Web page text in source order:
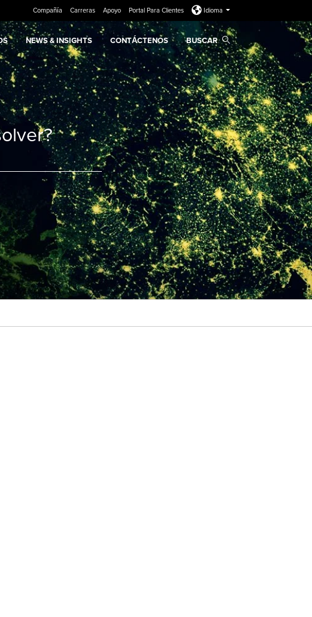
Compañía Carreras Apoyo Portal Para Clientes Idioma
NEWS & INSIGHTS CONTÁCTENOS BUSCAR